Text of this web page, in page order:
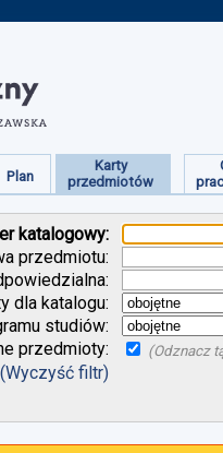
Plan
Karty
przedmiotów
katalogowy:
przedmiotu:
dla katalogu:
studiów:
przedmioty:
(Odznacz
(Wyczyść filtr)